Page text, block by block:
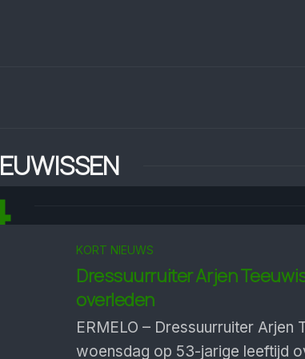
KORT NIEUWS
Dressuurruiter Arjen
overleden
ERMELO – Dressuurruiter Arjen
woensdag op 53-jarige leeftijd